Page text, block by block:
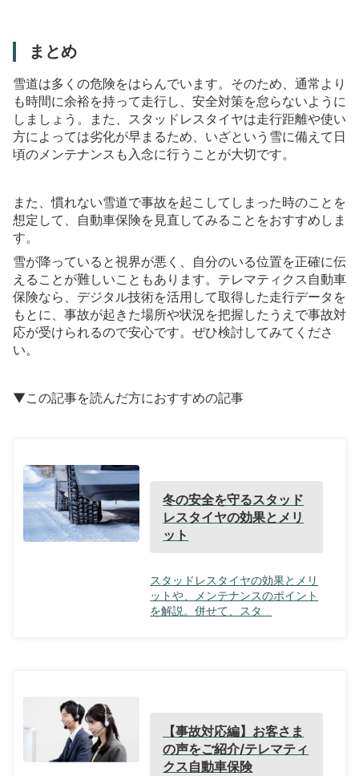
まとめ
雪道は多くの危険をはらんでいます。そのため、通常より
も時間に余裕を持って走行し、安全対策を怠らないように
しましょう。また、スタッドレスタイヤは走行距離や使い
方によっては劣化が早まるため、いざという雪に備えて日
頃のメンテナンスも入念に行うことが大切です。
また、慣れない雪道で事故を起こしてしまった時のことを
想定して、自動車保険を見直してみることをおすすめしま
す。
雪が降っていると視界が悪く、自分のいる位置を正確に伝
えることが難しいこともあります。テレマティクス自動車
保険なら、デジタル技術を活用して取得した走行データを
もとに、事故が起きた場所や状況を把握したうえで事故対
応が受けられるので安心です。ぜひ検討してみてくださ
い。
▼この記事を読んだ方におすすめの記事
冬の安全を守るスタッド
レスタイヤの効果とメリ
ット
スタッドレスタイヤの効果とメリ
ットや、メンテナンスのポイント
を解説。併せて、スタ...
【事故対応編】お客さま
の声をご紹介/テレマティ
クス自動車保険